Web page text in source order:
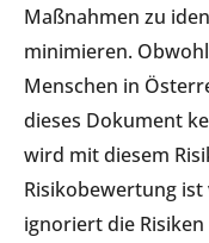
Maßnahmen zu
minimieren.
Menschen in
dieses Dokument
wird mit diesem
Risikobewertung
ignoriert die